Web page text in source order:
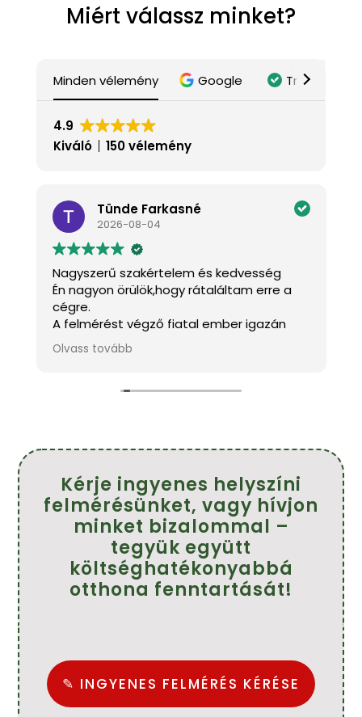
Miért válassz minket?
Minden vélemény Google Trustindex
4.9
Kiváló
150 vélemény
Tünde Farkasné
2026-08-04
Nagyszerű szakértelem és kedvesség
Én nagyon örülök,hogy rátaláltam erre a
cégre.
A felmérést végző fiatal ember igazán
kedves és mindenben tanácsot adott.A
szakemberek pontosak,kedvesek és szép
Köszönöm szépen.
Olvass tovább
Kérje ingyenes helyszíni
felmérésünket, vagy hívjon
minket bizalommal –
tegyük együtt
költséghatékonyabbá
otthona fenntartását!
✎ INGYENES FELMÉRÉS KÉRÉSE